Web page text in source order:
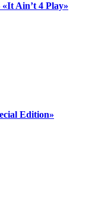
Ain’t 4 Play»
Edition»